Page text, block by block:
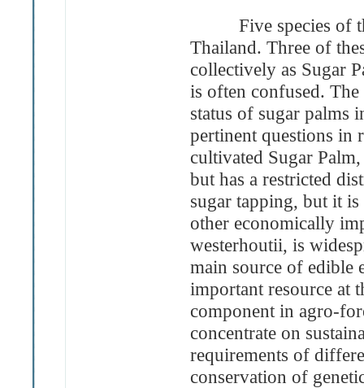
Five species of the
Thailand. Three of
collectively as Sugar
is often confused.
status of sugar palms
pertinent questions in
cultivated Sugar
but has a restricted
sugar tapping, but it
other economically
westerhoutii, is
main source of edible
important resource at
component in agro-
concentrate on
requirements of
conservation of